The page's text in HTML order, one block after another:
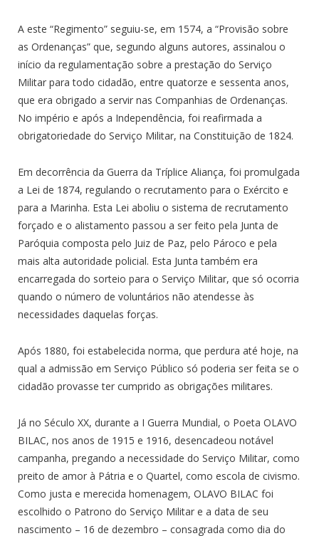
A este “Regimento” seguiu-se, em 1574, a “Provisão sobre
as Ordenanças” que, segundo alguns autores, assinalou o
início da regulamentação sobre a prestação do Serviço
Militar para todo cidadão, entre quatorze e sessenta anos,
que era obrigado a servir nas Companhias de Ordenanças.
No império e após a Independência, foi reafirmada a
obrigatoriedade do Serviço Militar, na Constituição de 1824.
Em decorrência da Guerra da Tríplice Aliança, foi promulgada
a Lei de 1874, regulando o recrutamento para o Exército e
para a Marinha. Esta Lei aboliu o sistema de recrutamento
forçado e o alistamento passou a ser feito pela Junta de
Paróquia composta pelo Juiz de Paz, pelo Pároco e pela
mais alta autoridade policial. Esta Junta também era
encarregada do sorteio para o Serviço Militar, que só ocorria
quando o número de voluntários não atendesse às
necessidades daquelas forças.
Após 1880, foi estabelecida norma, que perdura até hoje, na
qual a admissão em Serviço Público só poderia ser feita se o
cidadão provasse ter cumprido as obrigações militares.
Já no Século XX, durante a I Guerra Mundial, o Poeta OLAVO
BILAC, nos anos de 1915 e 1916, desencadeou notável
campanha, pregando a necessidade do Serviço Militar, como
preito de amor à Pátria e o Quartel, como escola de civismo.
Como justa e merecida homenagem, OLAVO BILAC foi
escolhido o Patrono do Serviço Militar e a data de seu
nascimento – 16 de dezembro – consagrada como dia do